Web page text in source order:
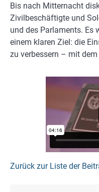
Bis nach Mitternacht
Zivilbeschäftigte und
und des Parlaments. Es
einem klaren Ziel: die
zu verbessern – mit
Zurück zur Liste der